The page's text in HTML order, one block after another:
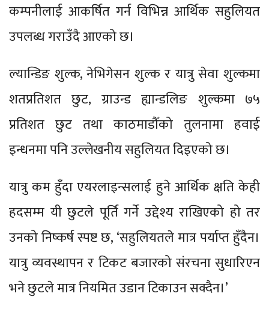
कम्पनीलाई आकर्षित गर्न विभिन्न आर्थिक सहुलियत
उपलब्ध गराउँदै आएको छ।
ल्यान्डिङ शुल्क, नेभिगेसन शुल्क र यात्रु सेवा शुल्कमा
शतप्रतिशत छुट, ग्राउन्ड ह्यान्डलिङ शुल्कमा ७५
प्रतिशत छुट तथा काठमाडौँको तुलनामा हवाई
इन्धनमा पनि उल्लेखनीय सहुलियत दिइएको छ।
यात्रु कम हुँदा एयरलाइन्सलाई हुने आर्थिक क्षति केही
हदसम्म यी छुटले पूर्ति गर्ने उद्देश्य राखिएको हो तर
उनको निष्कर्ष स्पष्ट छ, ‘सहुलियतले मात्र पर्याप्त हुँदैन।
यात्रु व्यवस्थापन र टिकट बजारको संरचना सुधारिएन
भने छुटले मात्र नियमित उडान टिकाउन सक्दैन।’